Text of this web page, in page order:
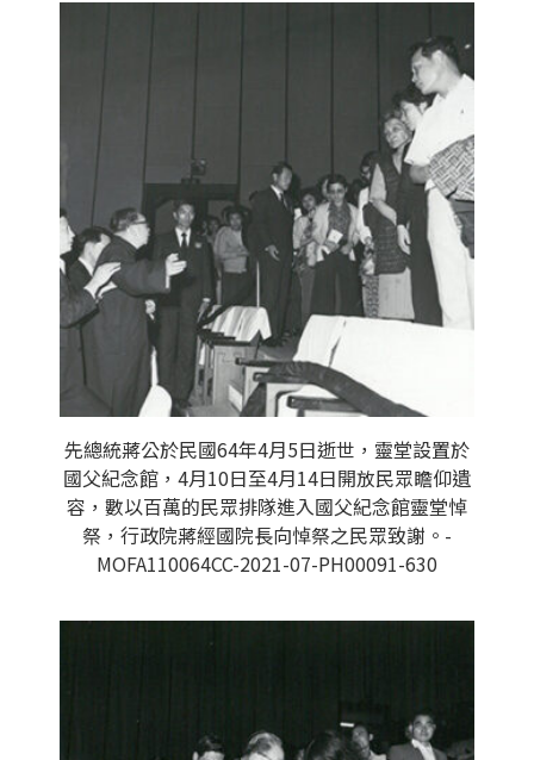
先總統蔣公於民國64年4月5日逝世，靈堂設置於
國父紀念館，4月10日至4月14日開放民眾瞻仰遺
容，數以百萬的民眾排隊進入國父紀念館靈堂悼
祭，行政院蔣經國院長向悼祭之民眾致謝。-
MOFA110064CC-2021-07-PH00091-630